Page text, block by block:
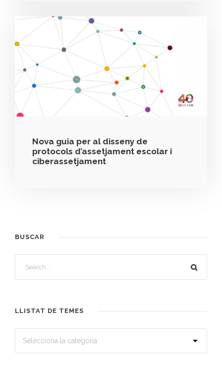
Nova guia per al disseny de
protocols d’assetjament escolar i
ciberassetjament
BUSCAR
LLISTAT DE TEMES